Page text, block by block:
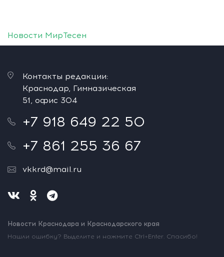
Новости МирТесен
Контакты редакции:
Краснодар, Гимназическая
51, офис 304
+7 918 649 22 50
+7 861 255 36 67
vkkrd@mail.ru
Новости Краснодара и Краснодарского края
Нашли ошибку? Выделите и нажмите Ctrl+Enter. Спасибо!